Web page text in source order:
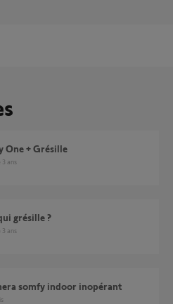
One + Grésille
3 ans
grésille ?
3 ans
somfy indoor inopérant